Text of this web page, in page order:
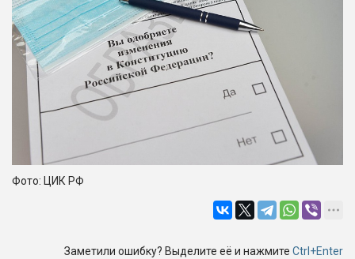
Фото: ЦИК РФ
Заметили ошибку? Выделите её и нажмите Ctrl+Enter